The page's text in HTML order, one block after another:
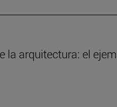
la arquitectura: el